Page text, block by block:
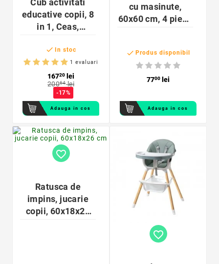
Cub activitati
educative copii, 8
in 1, Ceas,
Forme
geometrice,
multicolor, lemn
 In stoc
1 evaluari
16720
lei
20064lei
-17%
Adauga in cos
cu masinute,
60x60 cm, 4 piese
 Produs disponibil
7700 lei
Adauga in cos
favorite_border
Ratusca de
impins, jucarie
copii, 60x18x26
favorite_border